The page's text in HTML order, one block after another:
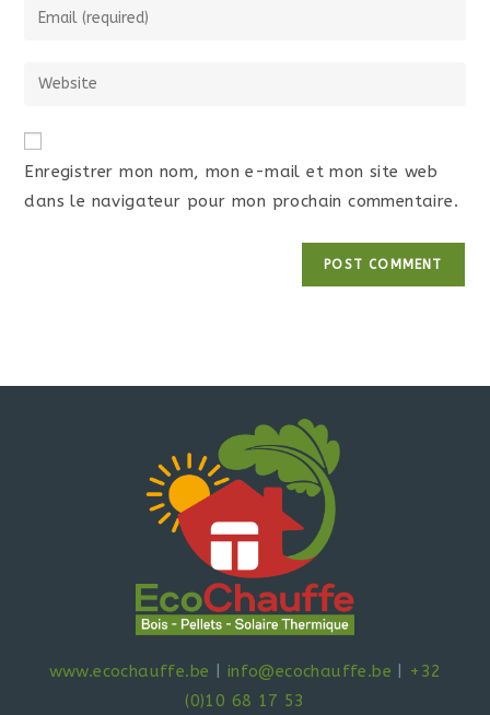
Enregistrer mon nom, mon e-mail et mon site web
dans le navigateur pour mon prochain commentaire.
www.ecochauffe.be info@ecochauffe.be
+32
(0)10 68 17 53